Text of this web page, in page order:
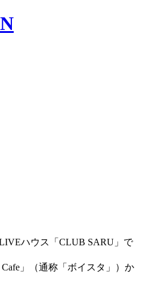
ハウス「CLUB SARU」で
」（通称「ボイスタ」）か